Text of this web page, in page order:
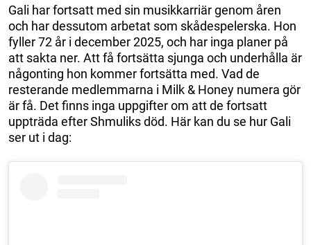
Gali har fortsatt med sin musikkarriär genom åren
och har dessutom arbetat som skådespelerska. Hon
fyller 72 år i december 2025, och har inga planer på
att sakta ner. Att få fortsätta sjunga och underhålla är
någonting hon kommer fortsätta med. Vad de
resterande medlemmarna i Milk & Honey numera gör
är få. Det finns inga uppgifter om att de fortsatt
uppträda efter Shmuliks död. Här kan du se hur Gali
ser ut i dag: